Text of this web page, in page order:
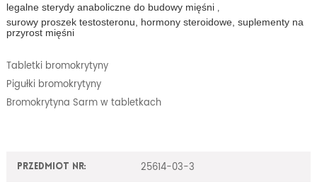
legalne sterydy anaboliczne do budowy mięśni ,
surowy proszek testosteronu, hormony steroidowe, suplementy na
przyrost mięśni
Tabletki bromokrytyny
Pigułki bromokrytyny
Bromokrytyna Sarm w tabletkach
Przedmiot nr: 25614-03-3